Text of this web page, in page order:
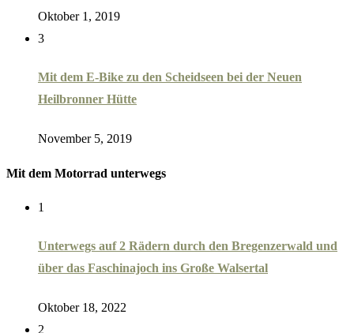
Oktober 1, 2019
3
Mit dem E-Bike zu den Scheidseen bei der Neuen
Heilbronner Hütte
November 5, 2019
Mit dem Motorrad unterwegs
1
Unterwegs auf 2 Rädern durch den Bregenzerwald und
über das Faschinajoch ins Große Walsertal
Oktober 18, 2022
2